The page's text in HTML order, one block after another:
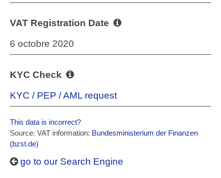
VAT Registration Date
6 octobre 2020
KYC Check
KYC / PEP / AML request
This data is incorrect?
Source: VAT information: Bundesministerium der Finanzen
(bzst.de)
go to our Search Engine